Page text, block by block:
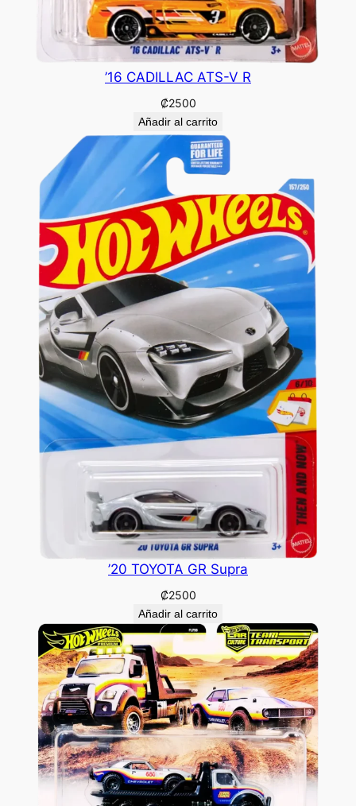
’16 CADILLAC ATS-V R
₡2500
Añadir al carrito
’20 TOYOTA GR Supra
₡2500
Añadir al carrito